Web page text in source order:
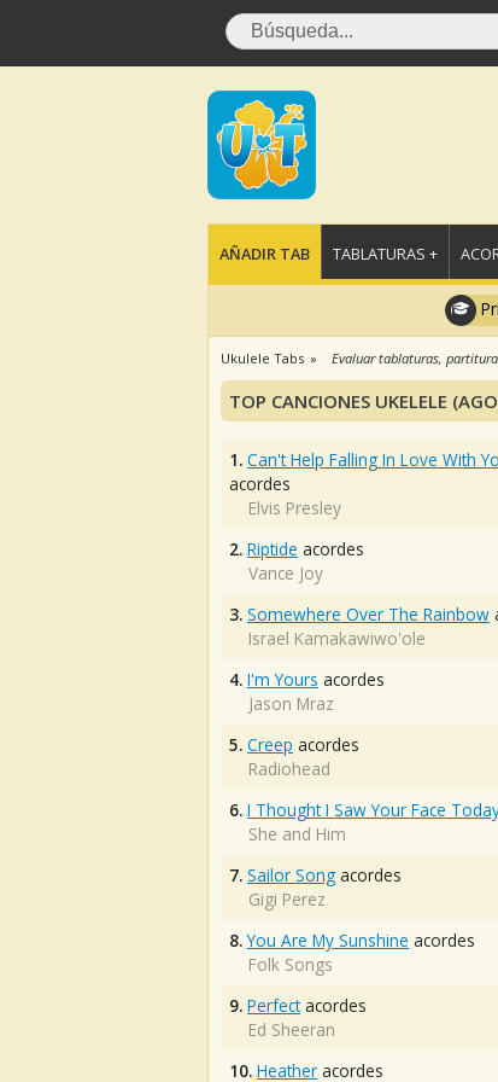
AÑADIR TAB TABLATURAS +
Ukulele Tabs Evaluar tablaturas,
TOP CANCIONES UKELELE
1. Can't Help Falling In Love With
acordes
Elvis Presley
2. Riptide acordes
Vance Joy
3. Somewhere Over The Rainbow
Israel Kamakawiwo'ole
4. I'm Yours acordes
Jason Mraz
5. Creep acordes
Radiohead
6. I Thought I Saw Your Face
She and Him
7. Sailor Song acordes
Gigi Perez
8. You Are My Sunshine acordes
Folk Songs
9. Perfectacordes
Ed Sheeran
10. Heather acordes